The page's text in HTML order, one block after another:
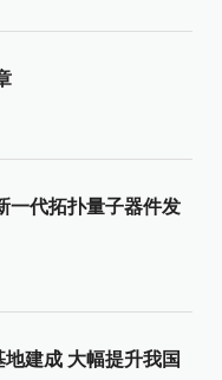
一代拓扑量子器件发
建成 大幅提升我国